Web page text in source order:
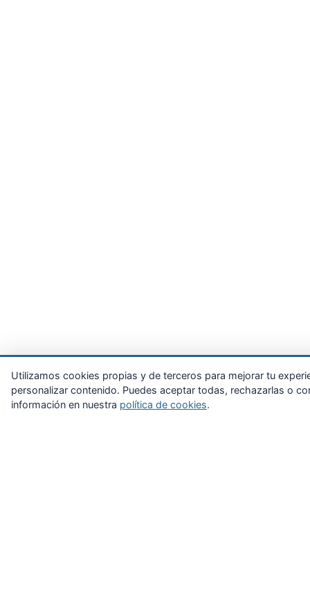
Utilizamos cookies propias y de terceros para mejorar tu
personalizar contenido. Puedes aceptar todas, rechazarlas o
información en nuestra política de cookies.